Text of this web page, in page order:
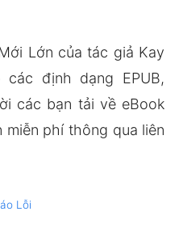
Lớn của tác giả Kay
các định dạng EPUB,
các bạn tải về eBook
miễn phí thông qua liên
Lỗi